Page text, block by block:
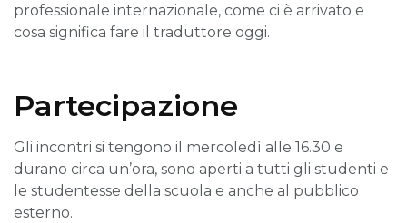
professionale internazionale, come ci è arrivato e
cosa significa fare il traduttore oggi.
Partecipazione
Gli incontri si tengono il mercoledì alle 16.30 e
durano circa un’ora, sono aperti a tutti gli studenti e
le studentesse della scuola e anche al pubblico
esterno.